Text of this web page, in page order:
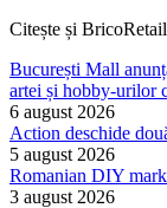
Citește și
București Mall
artei și hobby-urilor
6 august 2026
Action deschide
5 august 2026
Romanian DIY
3 august 2026